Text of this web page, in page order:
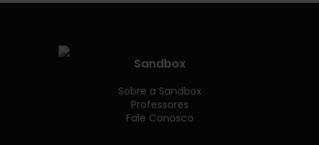
Sandbox
Sobre a Sandbox
Professores
Fale Conosco